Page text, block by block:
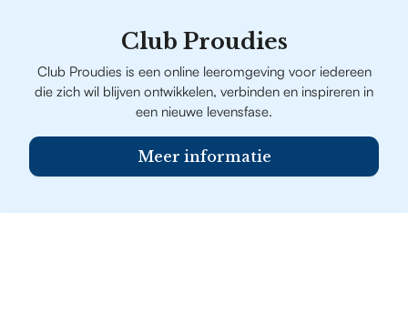
Club Proudies
Club Proudies is een online leeromgeving voor iedereen
die zich wil blijven ontwikkelen, verbinden en inspireren in
een nieuwe levensfase.
Meer informatie